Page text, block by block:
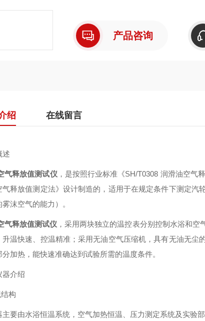
产品咨询
绍 在线留言
述
气释放值测试仪 ，是按照行业标准《SH/T0308 润滑油空气
气释放值测定法》设计制造的，适用于在规定条件下测定
沫空气的能力）。
气释放值测试仪 ，采用两块独立的温控表分别控制水浴和
升温快速、控温精准；采用无油空气压缩机，具有无油无
分加热，能快速准确达到试验所需的温度条件。
器介绍
构
主要由水浴恒温系统，空气加热恒温、压力测定系统及实验部